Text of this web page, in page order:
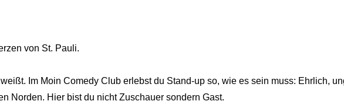
von St. Pauli.
Im Moin Comedy Club erlebst du Stand-up so, wie es sein muss: Ehrlich,
Norden. Hier bist du nicht Zuschauer sondern Gast.